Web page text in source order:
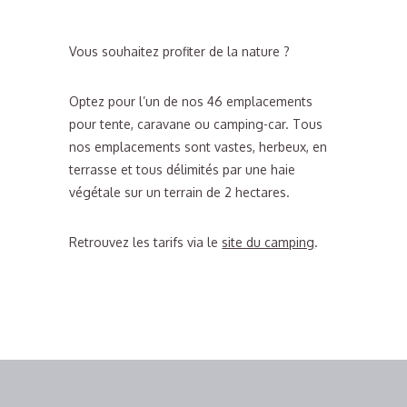
Vous souhaitez profiter de la nature ?
Optez pour l’un de nos 46 emplacements
pour tente, caravane ou camping-car. Tous
nos emplacements sont vastes, herbeux, en
terrasse et tous délimités par une haie
végétale sur un terrain de 2 hectares.
Retrouvez les tarifs via le site du camping.